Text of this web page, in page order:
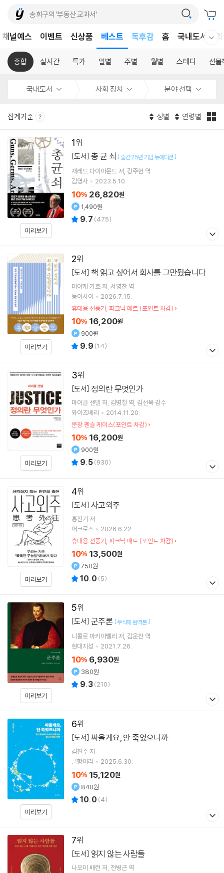
채널예스 이벤트 신상품 베스트
독후감
홈 국내도서
종합 실시간 특가 일별 주별 월별 스테디 선물
국내도서 사회 정치 분야 선택
집계기준 성별 연령별
1
미리보기
[도서] 총 균 쇠 [출간 25년 기념 뉴에디션 ]
재레드 다이아몬드 저 강주헌 역
김영사
2023.5.10.
10% 26,820원
1,490원
9.7 (475)
2
미리보기
[도서] 책 읽고 싶어서 회사를 그만뒀습니다
미야케 가호저 서영찬 역
동아시아
2026.7.15.
휴대용 선풍기, 피크닉 매트 (포인트 차감)
10% 16,200원
900원
9.9 (14)
3
미리보기
[도서] 정의란 무엇인가
마이클 샌델 저 김명철 역 김선욱감수
와이즈베리
2014.11.20.
문장 펜슬 케이스(포인트 차감)
10% 16,200원
900원
9.5(930)
4
미리보기
[도서] 사고외주
홍진기 저
어크로스
2026.6.22.
휴대용 선풍기, 피크닉 매트 (포인트 차감)
10% 13,500원
750원
10.0 (5)
5
미리보기
[도서] 군주론 [무삭제 완역본]
니콜로 마키아벨리 저 김운찬 역
현대지성
2021.7.26.
10% 6,930원
380원
9.3(210)
6
미리보기
[도서] 싸울게요, 안 죽었으니까
김진주저
글항아리
2025.6.30.
10% 15,120원
840원
10.0 (4)
7
[도서] 읽지 않는 사람들
나오미 배런 저 전병근 역